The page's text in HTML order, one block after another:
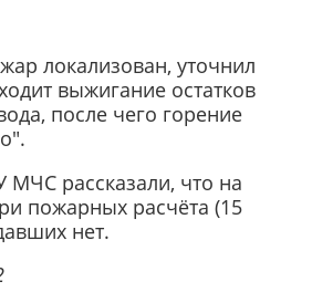
локализован, уточнил
выжигание остатков
после чего горение
МЧС рассказали, что на
пожарных расчёта (15
нет.